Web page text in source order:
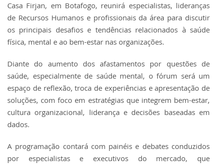
Casa Firjan, em Botafogo, reunirá especialistas, lideranças
de Recursos Humanos e profissionais da área para discutir
os principais desafios e tendências relacionados à saúde
física, mental e ao bem-estar nas organizações.
Diante do aumento dos afastamentos por questões de
saúde, especialmente de saúde mental, o fórum será um
espaço de reflexão, troca de experiências e apresentação de
soluções, com foco em estratégias que integrem bem-estar,
cultura organizacional, liderança e decisões baseadas em
dados.
A programação contará com painéis e debates conduzidos
por especialistas e executivos do mercado, que